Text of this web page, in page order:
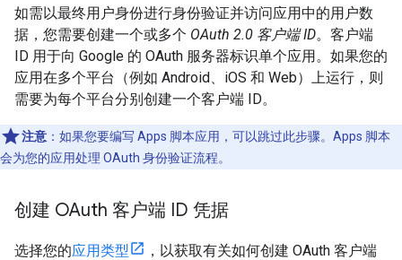
如需以最终用户身份进行身份验证并访问应用中的用户数
据，您需要创建一个或多个 OAuth 2.0 客户端 ID。客户端
ID 用于向 Google 的 OAuth 服务器标识单个应用。如果您的
应用在多个平台（例如 Android、iOS 和 Web）上运行，则
需要为每个平台分别创建一个客户端 ID。
注意 ：如果您要编写 Apps 脚本应用，可以跳过此步骤。Apps 脚本
会为您的应用处理 OAuth 身份验证流程。
创建 OAuth 客户端 ID 凭据
选择您的应用类型
，以获取有关如何创建 OAuth 客户端